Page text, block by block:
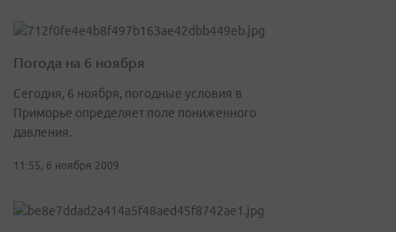
Погода на 6 ноября
Сегодня, 6 ноября, погодные условия в
Приморье определяет поле пониженного
давления.
11:55, 6 ноября 2009